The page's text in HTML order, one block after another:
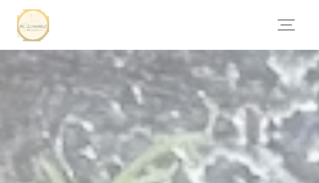
Панель управления cookies